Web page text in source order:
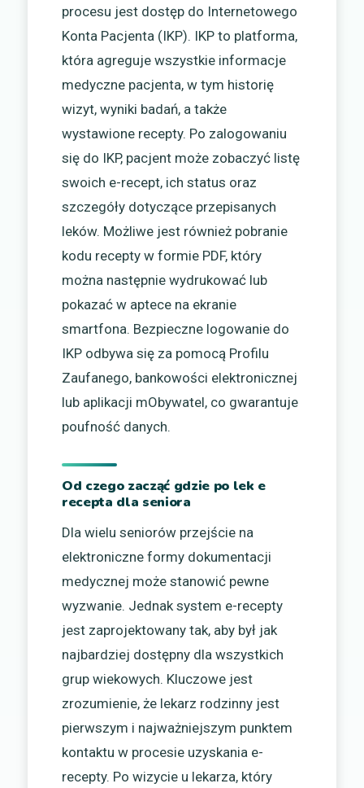
procesu jest dostęp do Internetowego
Konta Pacjenta (IKP). IKP to platforma,
która agreguje wszystkie informacje
medyczne pacjenta, w tym historię
wizyt, wyniki badań, a także
wystawione recepty. Po zalogowaniu
się do IKP, pacjent może zobaczyć listę
swoich e-recept, ich status oraz
szczegóły dotyczące przepisanych
leków. Możliwe jest również pobranie
kodu recepty w formie PDF, który
można następnie wydrukować lub
pokazać w aptece na ekranie
smartfona. Bezpieczne logowanie do
IKP odbywa się za pomocą Profilu
Zaufanego, bankowości elektronicznej
lub aplikacji mObywatel, co gwarantuje
poufność danych.
Od czego zacząć gdzie po lek e
recepta dla seniora
Dla wielu seniorów przejście na
elektroniczne formy dokumentacji
medycznej może stanowić pewne
wyzwanie. Jednak system e-recepty
jest zaprojektowany tak, aby był jak
najbardziej dostępny dla wszystkich
grup wiekowych. Kluczowe jest
zrozumienie, że lekarz rodzinny jest
pierwszym i najważniejszym punktem
kontaktu w procesie uzyskania e-
recepty. Po wizycie u lekarza, który